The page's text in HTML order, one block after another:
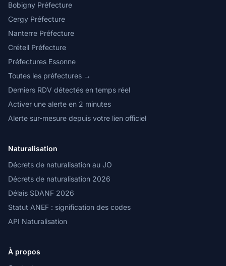
Bobigny Préfecture
Cergy Préfecture
Nanterre Préfecture
Créteil Préfecture
Préfectures Essonne
Toutes les préfectures →
Derniers RDV détectés en temps réel
Activer une alerte en 2 minutes
Alerte sur-mesure depuis votre lien officiel
Naturalisation
Décrets de naturalisation au JO
Décrets de naturalisation 2026
Délais SDANF 2026
Statut ANEF : signification des codes
API Naturalisation
À propos